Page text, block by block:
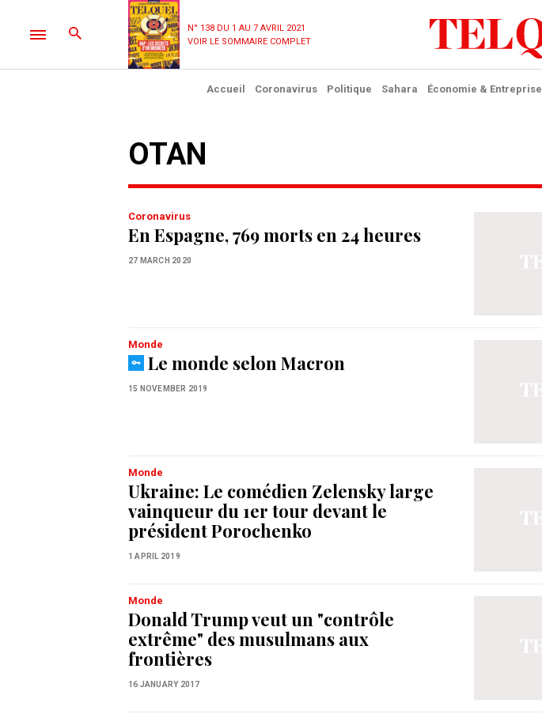
N° 138 DU 1 AU 7 AVRIL 2021
VOIR LE SOMMAIRE COMPLET
Accueil Coronavirus Politique Sahara Économie & Entreprise
OTAN
Coronavirus
En Espagne, 769 morts en 24 heures
27 MARCH 2020
Monde
Le monde selon Macron
15 NOVEMBER 2019
Monde
Ukraine: Le comédien Zelensky large
vainqueur du 1er tour devant le
président Porochenko
1 APRIL 2019
Monde
Donald Trump veut un "contrôle
extrême" des musulmans aux
frontières
16 JANUARY 2017